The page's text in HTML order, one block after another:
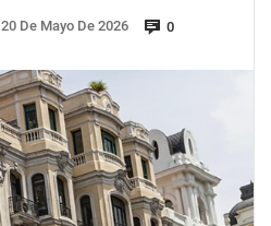
20 De Mayo De 2026 0